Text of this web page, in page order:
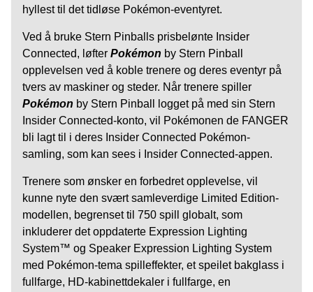
hyllest til det tidløse Pokémon-eventyret.
Ved å bruke Stern Pinballs prisbelønte Insider
Connected, løfter Pokémon by Stern Pinball
opplevelsen ved å koble trenere og deres eventyr på
tvers av maskiner og steder. Når trenere spiller
Pokémon by Stern Pinball logget på med sin Stern
Insider Connected-konto, vil Pokémonen de FANGER
bli lagt til i deres Insider Connected Pokémon-
samling, som kan sees i Insider Connected-appen.
Trenere som ønsker en forbedret opplevelse, vil
kunne nyte den svært samleverdige Limited Edition-
modellen, begrenset til 750 spill globalt, som
inkluderer det oppdaterte Expression Lighting
System™ og Speaker Expression Lighting System
med Pokémon-tema spilleffekter, et speilet bakglass i
fullfarge, HD-kabinettdekaler i fullfarge, en